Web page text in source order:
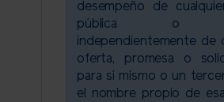
desempeño de
pública o
independientemente de
oferta, promesa o
para sí mismo o un
el nombre propio de